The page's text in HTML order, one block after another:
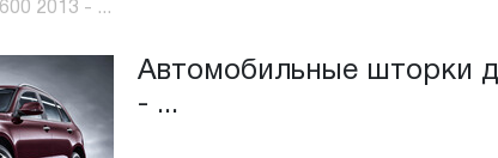
2013 - ...
Автомобильные шторки
- ...